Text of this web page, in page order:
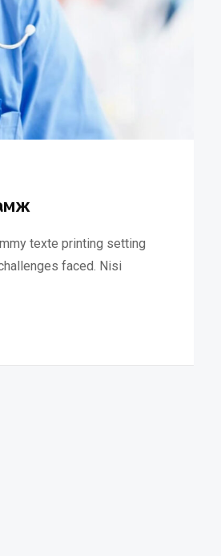
texte printing setting
faced. Nisi